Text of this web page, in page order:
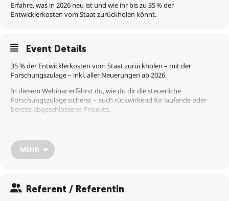
Erfahre, was in 2026 neu ist und wie ihr bis zu 35 % der
Entwicklerkosten vom Staat zurückholen könnt.
Event Details
35 % der Entwicklerkosten vom Staat zurückholen – mit der
Forschungszulage – inkl. aller Neuerungen ab 2026
In diesem Webinar erfährst du, wie du dir die steuerliche
Forschungszulage sicherst – auch rückwirkend für laufende oder
bereits abgeschlossene Projekte.
▪️ Welche F&E-Aktivitäten und Kosten förderfähig sind
▪️ Wie du die maximale Fördersumme von bis zu 4,2 Mio. € pro Jahr
ausschöpfst
▪️ Typische Fallstricke und wie du bürokratische Hürden effizient
MEHR
Referent / Referentin